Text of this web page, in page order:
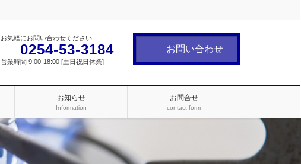
お気軽にお問い合わせください
0254-53-3184
営業時間 9:00-18:00 [土日祝日休業]
お問い合わせ
お知らせ
Information
お問合せ
contact form